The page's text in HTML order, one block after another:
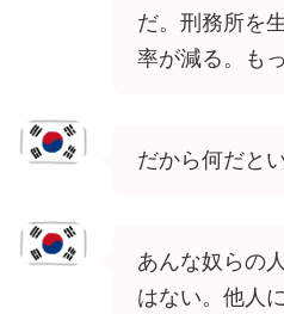
だ。刑務所を
率が減る。も
だから何だと
あんな奴らの
はない。他人